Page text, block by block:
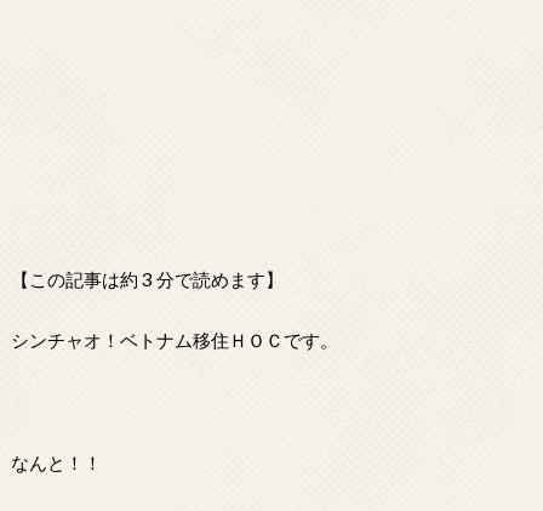
【この記事は約 3 分で読めます】
シンチャオ！ベトナム移住ＨＯＣです。
なんと！！